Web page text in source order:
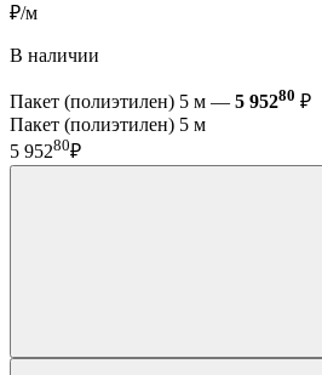
₽/м
В наличии
Пакет (полиэтилен) 5 м — 5 95280 ₽
Пакет (полиэтилен) 5 м
5 95280₽